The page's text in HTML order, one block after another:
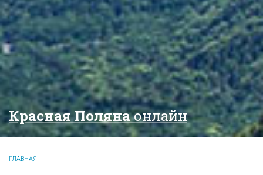
Красная Полянаонлайн
ГЛАВНАЯ